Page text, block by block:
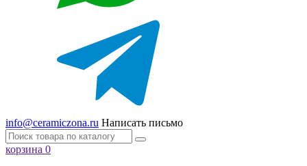
info@ceramiczona.ru Написать письмо
корзина 0